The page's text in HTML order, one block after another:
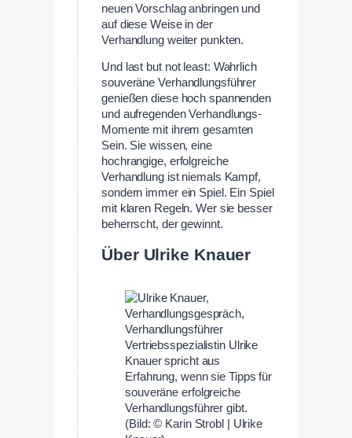
neuen Vorschlag anbringen und
auf diese Weise in der
Verhandlung weiter punkten.
Und last but not least: Wahrlich
souveräne Verhandlungsführer
genießen diese hoch spannenden
und aufregenden Verhandlungs-
Momente mit ihrem gesamten
Sein. Sie wissen, eine
hochrangige, erfolgreiche
Verhandlung ist niemals Kampf,
sondern immer ein Spiel. Ein Spiel
mit klaren Regeln. Wer sie besser
beherrscht, der gewinnt.
Über Ulrike Knauer
Vertriebsspezialistin Ulrike
Knauer spricht aus
Erfahrung, wenn sie Tipps für
souveräne erfolgreiche
Verhandlungsführer gibt.
(Bild: © Karin Strobl | Ulrike